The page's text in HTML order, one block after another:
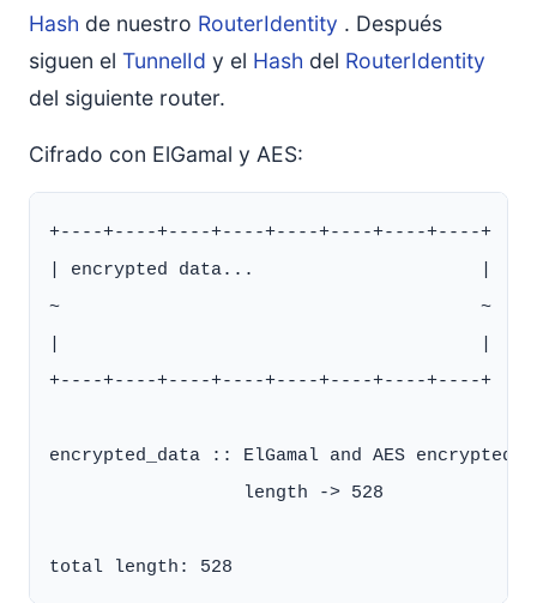
Hash de nuestro RouterIdentity . Después
siguen el TunnelId y el Hash del RouterIdentity
del siguiente router.
Cifrado con ElGamal y AES:
+----+----+----+----+----+----+----+----+
| encrypted data...                     |
~                                       ~
+----+----+----+----+----+----+----+----+
encrypted_data :: ElGamal and AES encrypted
                  length -> 528